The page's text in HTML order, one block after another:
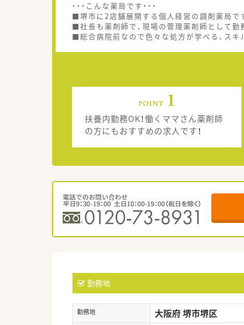
・・・こんな薬局です・・・
■堺市に2店舗展開する個人経営の調剤薬局で
■社長も薬剤師で、現場の管理薬剤師として勤
■総合病院前なので色々な処方が学べる、スキ
扶養内勤務OK！働くママさん薬剤師
の方にもおすすめの求人です！
勤務地
勤務地 大阪府 堺市堺区